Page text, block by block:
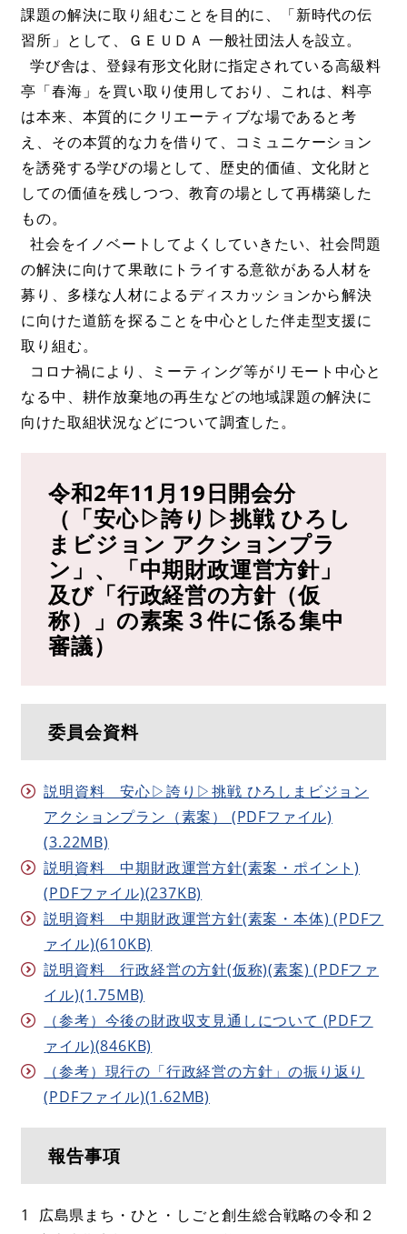
課題の解決に取り組むことを目的に、「新時代の伝
習所」として、ＧＥＵＤＡ 一般社団法人を設立。
学び舎は、登録有形文化財に指定されている高級料
亭「春海」を買い取り使用しており、これは、料亭
は本来、本質的にクリエーティブな場であると考
え、その本質的な力を借りて、コミュニケーション
を誘発する学びの場として、歴史的価値、文化財と
しての価値を残しつつ、教育の場として再構築した
もの。
社会をイノベートしてよくしていきたい、社会問題
の解決に向けて果敢にトライする意欲がある人材を
募り、多様な人材によるディスカッションから解決
に向けた道筋を探ることを中心とした伴走型支援に
取り組む。
コロナ禍により、ミーティング等がリモート中心と
なる中、耕作放棄地の再生などの地域課題の解決に
向けた取組状況などについて調査した。
令和2年11月19日開会分
（「安心▷誇り▷挑戦 ひろし
まビジョン アクションプラ
ン」、「中期財政運営方針」
及び「行政経営の方針（仮
称）」の素案３件に係る集中
審議）
委員会資料
説明資料 安心▷誇り▷挑戦 ひろしまビジョン
アクションプラン（素案） (PDFファイル)
(3.22MB)
説明資料 中期財政運営方針(素案・ポイント)
(PDFファイル)(237KB)
説明資料 中期財政運営方針(素案・本体) (PDFフ
ァイル)(610KB)
説明資料 行政経営の方針(仮称)(素案) (PDFファ
イル)(1.75MB)
（参考）今後の財政収支見通しについて (PDFフ
ァイル)(846KB)
（参考）現行の「行政経営の方針」の振り返り
(PDFファイル)(1.62MB)
報告事項
1 広島県まち・ひと・しごと創生総合戦略の令和２